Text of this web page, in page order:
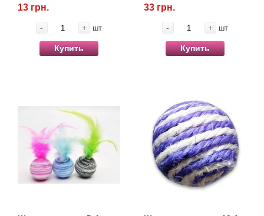
13 грн.
- + шт
Купить
33 грн.
- + шт
Купить